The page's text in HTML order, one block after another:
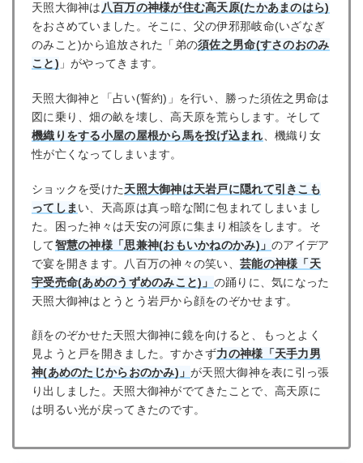
天照大御神は八百万の神様が住む高天原(たかあまのはら)
をおさめていました。そこに、父の伊邪那岐命(いざなぎ
のみこと)から追放された「弟の須佐之男命(すさのおのみ
こと) 」がやってきます。
天照大御神と「占い(誓約)」を行い、勝った須佐之男命は
図に乗り、畑の畝を壊し、高天原を荒らします。そして
機織りをする小屋の屋根から馬を投げ込まれ 、機織り女
性が亡くなってしまいます。
ショックを受けた天照大御神は天岩戸に隠れて引きこも
ってしま い、天高原は真っ暗な闇に包まれてしまいまし
た。困った神々は天安の河原に集まり相談をします。そ
して智慧の神様「思兼神(おもいかねのかみ)」のアイデア
で宴を開きます。八百万の神々の笑い、芸能の神様「天
宇受売命(あめのうずめのみこと)」 の踊りに、気になった
天照大御神はとうとう岩戸から顔をのぞかせます。
顔をのぞかせた天照大御神に鏡を向けると、もっとよく
見ようと戸を開きました。すかさず力の神様「天手力男
神(あめのたじからおのかみ)」が天照大御神を表に引っ張
り出しました。天照大御神がでてきたことで、高天原に
は明るい光が戻ってきたのです。